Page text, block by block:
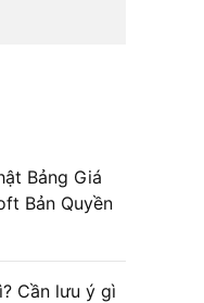
Bảng Giá
Bản Quyền
Cần lưu ý gì